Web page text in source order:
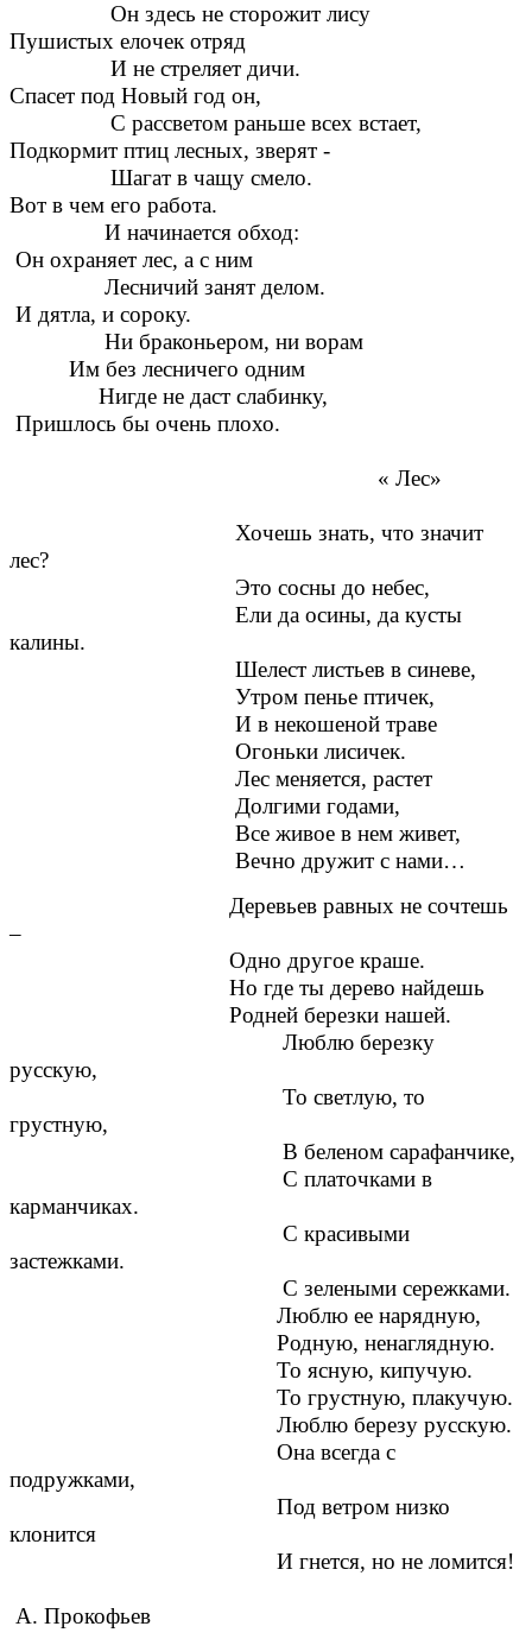
Он здесь не сторожит лису
Пушистых елочек отряд
И не стреляет дичи.
Спасет под Новый год он,
С рассветом раньше всех встает,
Подкормит птиц лесных, зверят -
Шагат в чащу смело.
Вот в чем его работа.
И начинается обход:
Он охраняет лес, а с ним
Лесничий занят делом.
И дятла, и сороку.
Ни браконьером, ни ворам
Им без лесничего одним
Нигде не даст слабинку,
Пришлось бы очень плохо.
« Лес»
Хочешь знать, что значит
лес?
Это сосны до небес,
Ели да осины, да кусты
калины.
Шелест листьев в синеве,
Утром пенье птичек,
И в некошеной траве
Огоньки лисичек.
Лес меняется, растет
Долгими годами,
Все живое в нем живет,
Вечно дружит с нами…
Деревьев равных не сочтешь
–
Одно другое краше.
Но где ты дерево найдешь
Родней березки нашей.
Люблю березку
русскую,
То светлую, то
грустную,
В беленом сарафанчике,
С платочками в
карманчиках.
С красивыми
застежками.
С зелеными сережками.
Люблю ее нарядную,
Родную, ненаглядную.
То ясную, кипучую.
То грустную, плакучую.
Люблю березу русскую.
Она всегда с
подружками,
Под ветром низко
клонится
И гнется, но не ломится!
А. Прокофьев